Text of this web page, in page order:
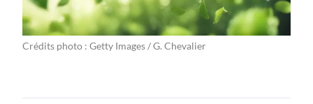
Crédits photo : Getty Images / G. Chevalier